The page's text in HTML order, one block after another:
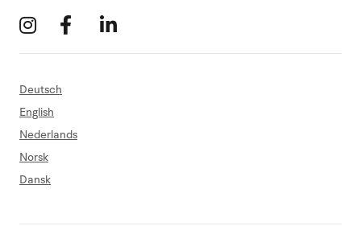
Deutsch
English
Nederlands
Norsk
Dansk